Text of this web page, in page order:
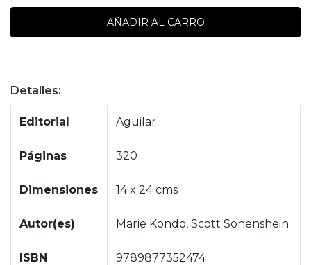
Detalles:
Editorial Aguilar
Páginas 320
Dimensiones 14 x 24 cms
Autor(es) Marie Kondo, Scott Sonenshein
ISBN 9789877352474